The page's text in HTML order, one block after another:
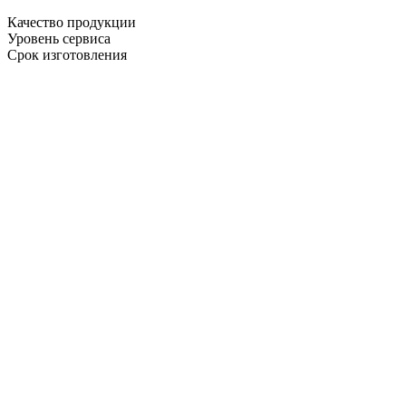
Качество продукции
Уровень сервиса
Срок изготовления